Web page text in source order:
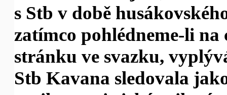
s Stb v době
zatímco pohlédneme-li na
stránku ve svazku,
Stb Kavana sledovala